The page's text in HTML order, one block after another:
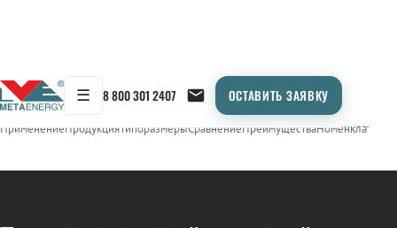
☰ 8 800 301 2407 ОСТАВИТЬ ЗАЯВКУ
← Продукция/ТОКОПРОВОД
ПрименениеПродукцияТипоразмерыСравнениеПреимуществаНоменклатура